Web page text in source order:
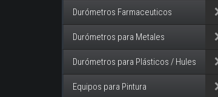
Durómetros Farmaceuticos
Durómetros para Metales
Durómetros para Plásticos / Hules
Equipos para Pintura